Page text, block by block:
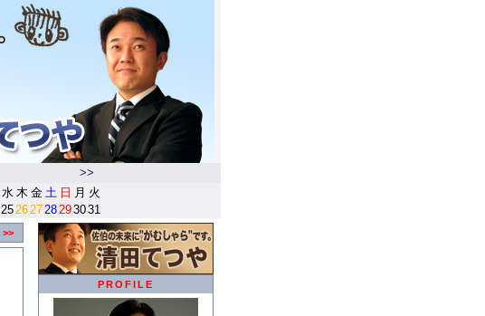
>>
水 木 金 土 日 月 火
25262728293031
>>
PROFILE